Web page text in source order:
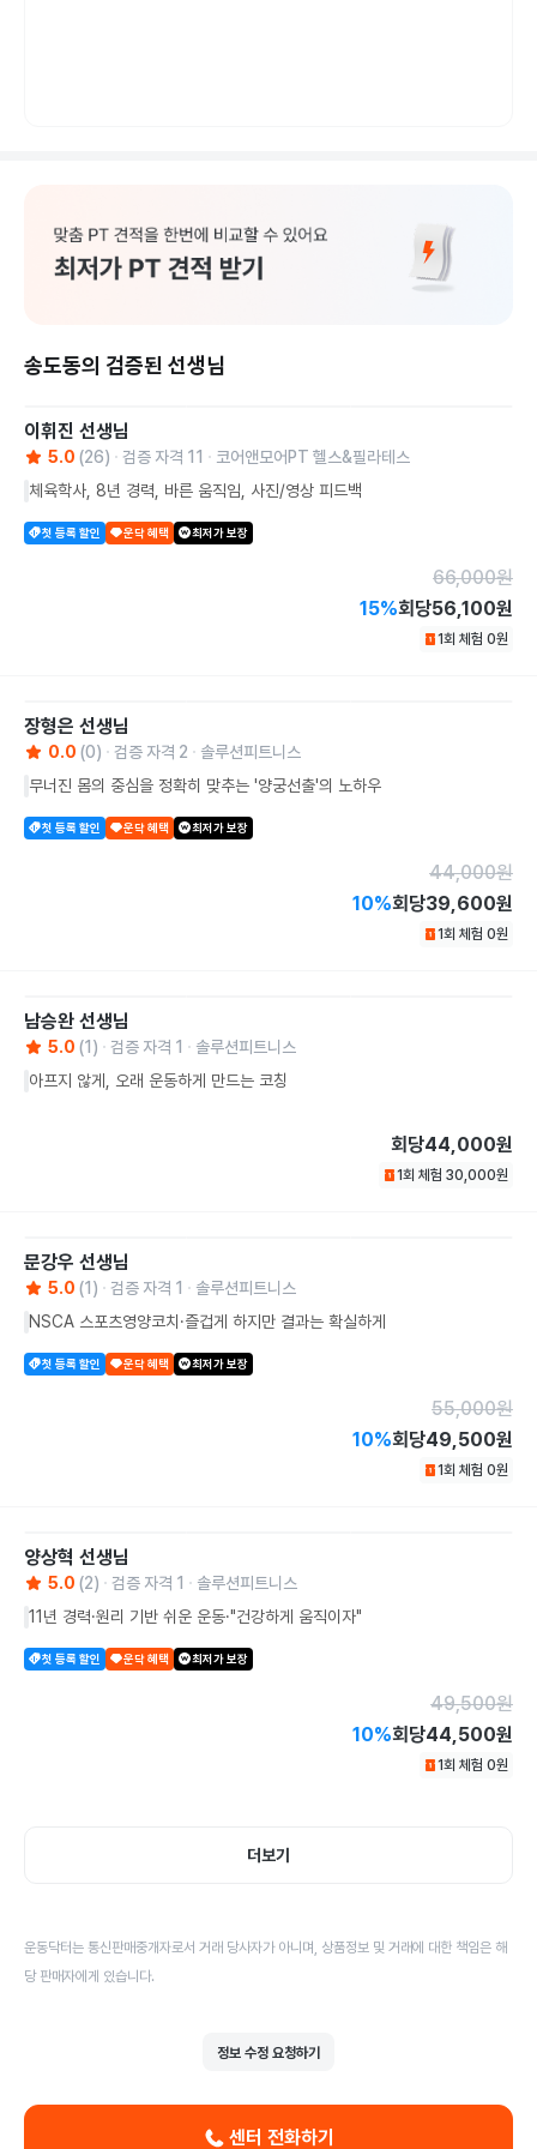
송도동의 검증된 선생님
이휘진 선생님
5.0 (26) 검증 자격 11
코어앤모어PT 헬스&필라테스
체육학사, 8년 경력, 바른 움직임, 사진/영상 피드백
첫 등록 할인 운닥 혜택 최저가 보장
66,000원
15%회당56,100원
1회 체험 0원
장형은 선생님
0.0 (0) 검증 자격 2
솔루션피트니스
무너진 몸의 중심을 정확히 맞추는 '양궁선출'의 노하우
첫 등록 할인 운닥 혜택 최저가 보장
44,000원
10%회당39,600원
1회 체험 0원
남승완 선생님
5.0 (1 ) 검증 자격 1
솔루션피트니스
아프지 않게, 오래 운동하게 만드는 코칭
회당44,000원
1회 체험 30,000원
문강우 선생님
5.0 (1 ) 검증 자격 1
솔루션피트니스
NSCA 스포츠영양코치·즐겁게 하지만 결과는 확실하게
첫 등록 할인 운닥 혜택 최저가 보장
55,000원
10%회당49,500원
1회 체험 0원
양상혁 선생님
5.0 (2) 검증 자격 1
솔루션피트니스
11년 경력·원리 기반 쉬운 운동·"건강하게 움직이자"
첫 등록 할인 운닥 혜택 최저가 보장
49,500원
10%회당44,500원
1회 체험 0원
더보기
운동닥터는 통신판매중개자로서 거래 당사자가 아니며, 상품정보 및 거래에 대한 책임은 해
당 판매자에게 있습니다.
정보 수정 요청하기
센터 전화하기